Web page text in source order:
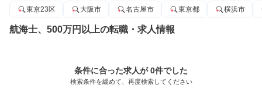
東京23区
大阪市 名古屋市 東京都 横浜市
航海士、500万円以上の転職・求人情報
条件に合った求人が 0件でした
検索条件を緩めて、再度検索してください